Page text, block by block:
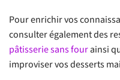
Pour enrichir vos
consulter également des
pâtisserie sans fourainsi
improviser vos desserts